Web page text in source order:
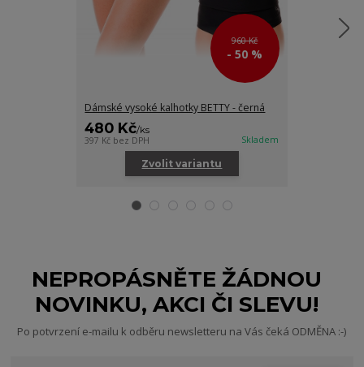
960 Kč
- 50 %
Dámské vysoké kalhotky BETTY - černá
480 Kč/ks
397 Kč bez DPH Skladem
Zvolit variantu
NEPROPÁSNĚTE ŽÁDNOU
NOVINKU, AKCI ČI SLEVU!
Po potvrzení e-mailu k odběru newsletteru na Vás čeká ODMĚNA :-)